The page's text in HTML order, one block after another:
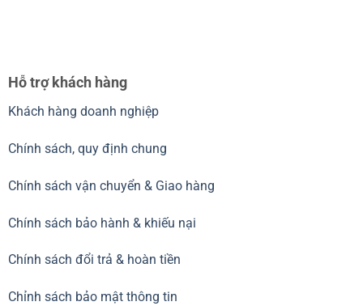
Hỗ trợ khách hàng
Khách hàng doanh nghiệp
Chính sách, quy định chung
Chính sách vận chuyển & Giao hàng
Chính sách bảo hành & khiếu nại
Chính sách đổi trả & hoàn tiền
Chỉnh sách bảo mật thông tin